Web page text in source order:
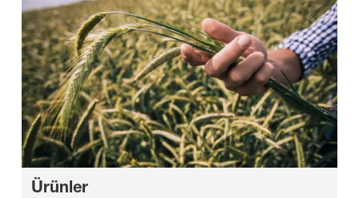
Ürünler